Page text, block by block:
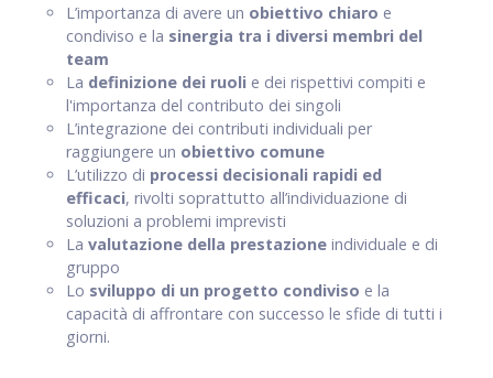
L’importanza di avere un obiettivo chiaro e
condiviso e la sinergia tra i diversi membri del
team
La definizione dei ruoli e dei rispettivi compiti e
l'importanza del contributo dei singoli
L’integrazione dei contributi individuali per
raggiungere un obiettivo comune
L’utilizzo di processi decisionali rapidi ed
efficaci, rivolti soprattutto all’individuazione di
soluzioni a problemi imprevisti
La valutazione della prestazione individuale e di
gruppo
Lo sviluppo di un progetto condiviso e la
capacità di affrontare con successo le sfide di tutti i
giorni.